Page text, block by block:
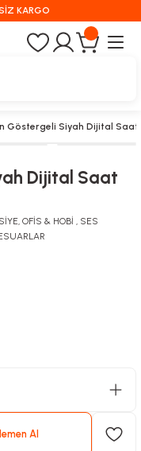
KARGO
Göstergeli Siyah Dijital Saat
Dijital Saat
OFİS & HOBİ , SES
Al